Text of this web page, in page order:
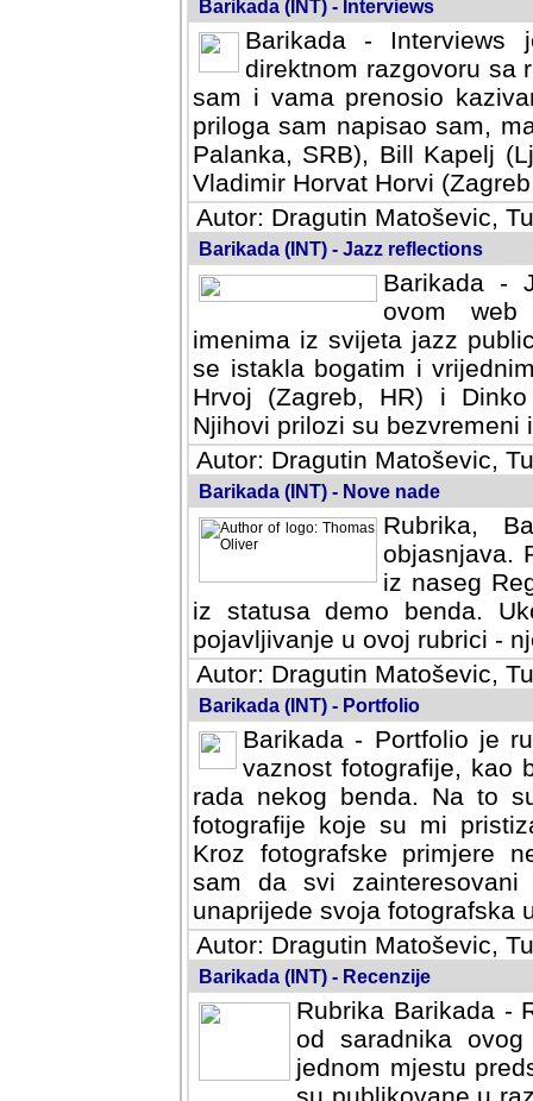
Barikada (INT) - Interviews
Barikada -
direktnom razgovoru sa
sam i vama prenosio
priloga sam napisao sam,
Palanka, SRB), Bill Kapelj
Vladimir Horvat Horvi
Autor: Dragutin Matoševic,
Barikada (INT) - Jazz reflections
Barikada -
ovom web
imenima iz svijeta jazz
se istakla bogatim i
Hrvoj (Zagreb, HR) i
Njihovi prilozi su bezvremeni
Autor: Dragutin Matoševic,
Barikada (INT) - Nove nade
Rubrika,
objasnjava.
iz naseg
iz statusa demo benda.
pojavljivanje u ovoj rubrici -
Autor: Dragutin Matoševic,
Barikada (INT) - Portfolio
Barikada - Portfolio je
vaznost fotografije, kao
rada nekog benda. Na to
fotografije koje su mi
fotografske primjere
svi zainteresovani
svoja fotografska umijeca.
Autor: Dragutin Matoševic,
Barikada (INT) - Recenzije
Rubrika Barikada -
od saradnika
jednom mjestu